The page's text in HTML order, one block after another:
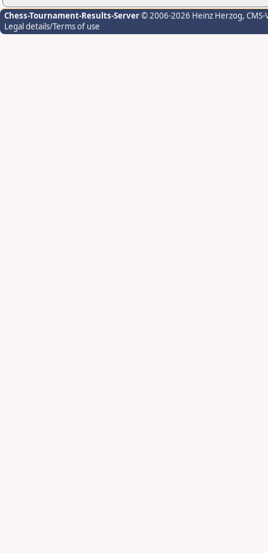
Chess-Tournament-Results-Server© 2006-2026 Heinz Herzog,
Legal details/Terms of use